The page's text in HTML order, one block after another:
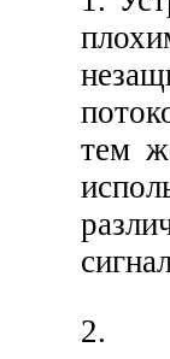
тем
2.